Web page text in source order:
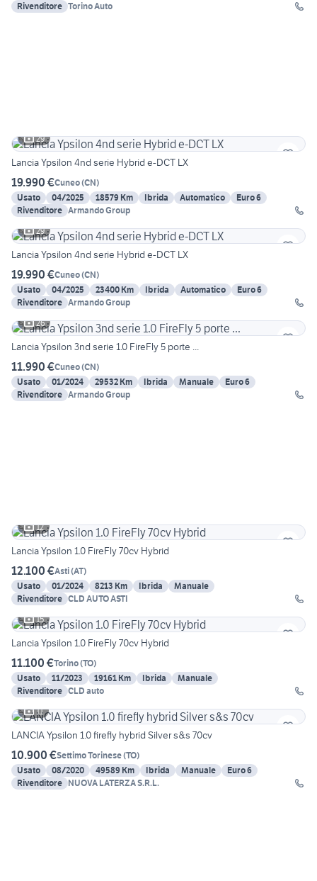
Rivenditore Torino Auto
29
Lancia Ypsilon 4nd serie Hybrid e-DCT LX
19.990 €Cuneo(CN)
Usato
04/2025 18579 Km Ibrida Automatico
Euro 6
Rivenditore Armando Group
29
Lancia Ypsilon 4nd serie Hybrid e-DCT LX
19.990 €Cuneo(CN)
Usato
04/2025 23400 Km Ibrida Automatico
Euro 6
Rivenditore Armando Group
26
Lancia Ypsilon 3nd serie 1.0 FireFly 5 porte ...
11.990 €Cuneo(CN)
Usato
01/2024 29532 Km Ibrida Manuale
Euro 6
Rivenditore Armando Group
12
Lancia Ypsilon 1.0 FireFly 70cv Hybrid
12.100 €Asti(AT)
Usato
01/2024 8213 Km Ibrida
Manuale
Rivenditore CLD AUTO ASTI
15
Lancia Ypsilon 1.0 FireFly 70cv Hybrid
11.100 €Torino(TO)
Usato
11/2023 19161 Km Ibrida
Manuale
Rivenditore CLD auto
11
LANCIA Ypsilon 1.0 firefly hybrid Silver s&s 70cv
10.900 €Settimo Torinese(TO)
Usato
08/2020 49589 Km Ibrida Manuale
Euro 6
Rivenditore NUOVA LATERZA S.R.L.